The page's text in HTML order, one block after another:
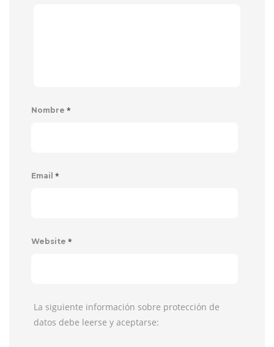
Nombre *
Email *
Website *
La siguiente información sobre protección de
datos debe leerse y aceptarse: